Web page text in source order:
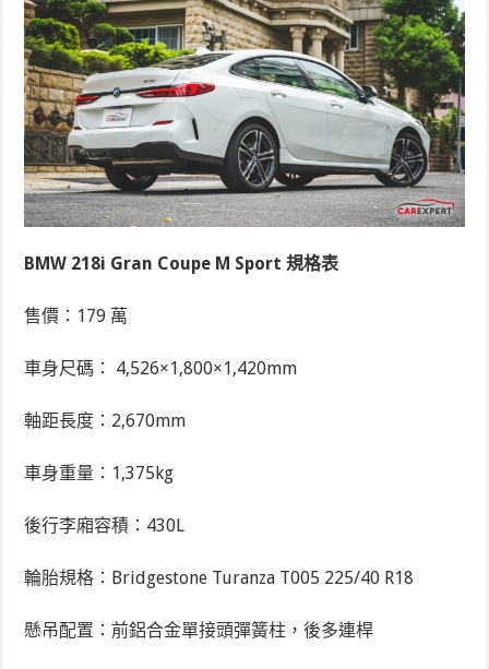
BMW 218i Gran Coupe M Sport 規格表
售價：179 萬
車身尺碼： 4,526×1,800×1,420mm
軸距長度：2,670mm
車身重量：1,375kg
後行李廂容積：430L
輪胎規格：Bridgestone Turanza T005 225/40 R18
懸吊配置：前鋁合金單接頭彈簧柱，後多連桿